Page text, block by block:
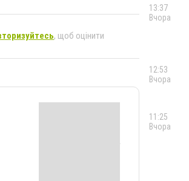
, щоб оцінити
13:37
Вчора
12:53
Вчора
11:25
Вчора